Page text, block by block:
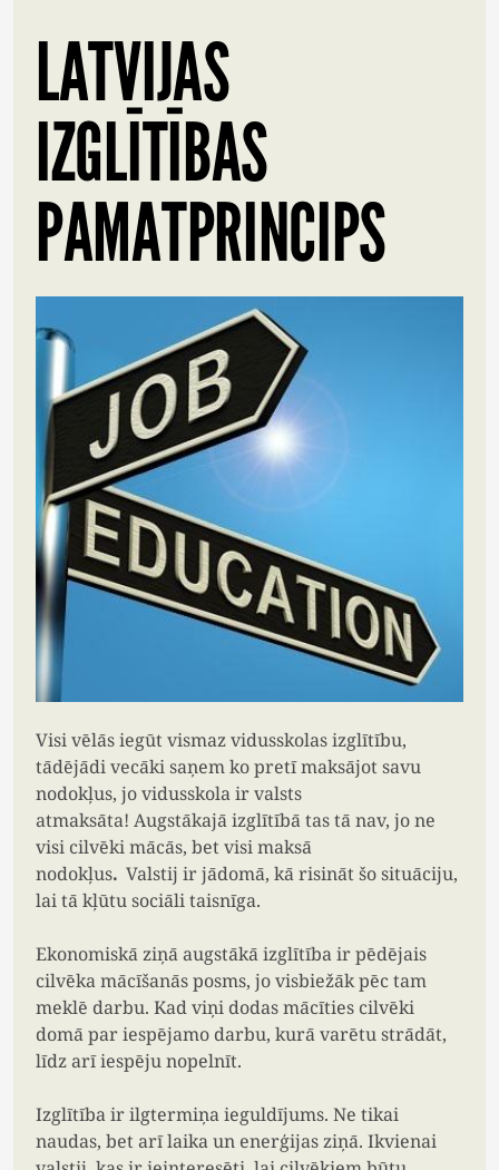
LATVIJAS
IZGLĪTĪBAS
PAMATPRINCIPS
Visi vēlās iegūt vismaz vidusskolas izglītību,
tādējādi vecāki saņem ko pretī maksājot savu
nodokļus, jo vidusskola ir valsts
atmaksāta! Augstākajā izglītībā tas tā nav, jo ne
visi cilvēki mācās, bet visi maksā
nodokļus. Valstij ir jādomā, kā risināt šo situāciju,
lai tā kļūtu sociāli taisnīga.
Ekonomiskā ziņā augstākā izglītība ir pēdējais
cilvēka mācīšanās posms, jo visbiežāk pēc tam
meklē darbu. Kad viņi dodas mācīties cilvēki
domā par iespējamo darbu, kurā varētu strādāt,
līdz arī iespēju nopelnīt.
Izglītība ir ilgtermiņa ieguldījums. Ne tikai
naudas, bet arī laika un enerģijas ziņā. Ikvienai